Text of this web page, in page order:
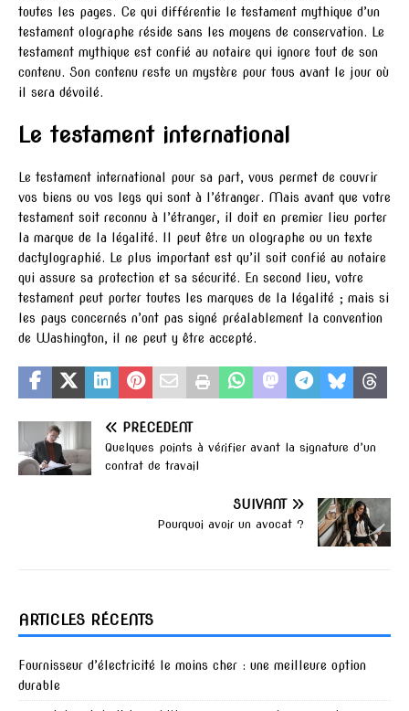
toutes les pages. Ce qui différentie le testament mythique d’un
testament olographe réside sans les moyens de conservation. Le
testament mythique est confié au notaire qui ignore tout de son
contenu. Son contenu reste un mystère pour tous avant le jour où
il sera dévoilé.
Le testament international
Le testament international pour sa part, vous permet de couvrir
vos biens ou vos legs qui sont à l’étranger. Mais avant que votre
testament soit reconnu à l’étranger, il doit en premier lieu porter
la marque de la légalité. Il peut être un olographe ou un texte
dactylographié. Le plus important est qu’il soit confié au notaire
qui assure sa protection et sa sécurité. En second lieu, votre
testament peut porter toutes les marques de la légalité ; mais si
les pays concernés n’ont pas signé préalablement la convention
de Washington, il ne peut y être accepté.
PRÉCÉDENT
Quelques points à vérifier avant la signature d’un
contrat de travail
SUIVANT
Pourquoi avoir un avocat ?
ARTICLES RÉCENTS
Fournisseur d’électricité le moins cher : une meilleure option
durable